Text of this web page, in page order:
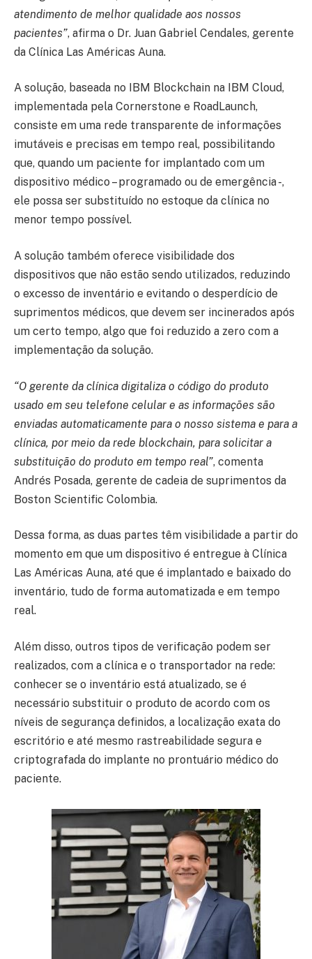
atendimento de melhor qualidade aos nossos
pacientes”, afirma o Dr. Juan Gabriel Cendales, gerente
da Clínica Las Américas Auna.
A solução, baseada no IBM Blockchain na IBM Cloud,
implementada pela Cornerstone e RoadLaunch,
consiste em uma rede transparente de informações
imutáveis ​​e precisas em tempo real, possibilitando
que, quando um paciente for implantado com um
dispositivo médico – programado ou de emergência -,
ele possa ser substituído no estoque da clínica no
menor tempo possível.
A solução também oferece visibilidade dos
dispositivos que não estão sendo utilizados, reduzindo
o excesso de inventário e evitando o desperdício de
suprimentos médicos, que devem ser incinerados após
um certo tempo, algo que foi reduzido a zero com a
implementação da solução.
“O gerente da clínica digitaliza o código do produto
usado em seu telefone celular e as informações são
enviadas automaticamente para o nosso sistema e para a
clínica, por meio da rede blockchain, para solicitar a
substituição do produto em tempo real”, comenta
Andrés Posada, gerente de cadeia de suprimentos da
Boston Scientific Colombia.
Dessa forma, as duas partes têm visibilidade a partir do
momento em que um dispositivo é entregue à Clínica
Las Américas Auna, até que é implantado e baixado do
inventário, tudo de forma automatizada e em tempo
real.
Além disso, outros tipos de verificação podem ser
realizados, com a clínica e o transportador na rede:
conhecer se o inventário está atualizado, se é
necessário substituir o produto de acordo com os
níveis de segurança definidos, a localização exata do
escritório e até mesmo rastreabilidade segura e
criptografada do implante no prontuário médico do
paciente.